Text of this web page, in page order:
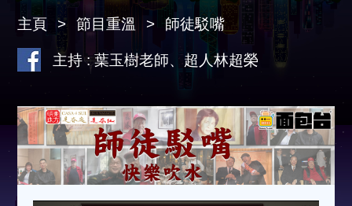
主頁 節目重溫 師徒駁嘴
主持 : 葉玉樹老師、超人林超榮